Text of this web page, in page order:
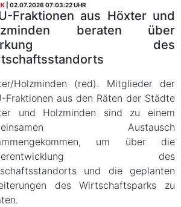
02.07.2026 07:03:22 UHR
Fraktionen aus Höxter und
beraten über
des
Holzminden (red). Mitglieder der
Fraktionen aus den Räten der Städte
und Holzminden sind zu einem
Austausch
um über die
des
und die geplanten
des Wirtschaftsparks zu